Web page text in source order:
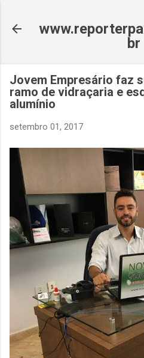
br
Jovem Empresário faz
ramo de vidraçaria e
alumínio
setembro 01, 2017